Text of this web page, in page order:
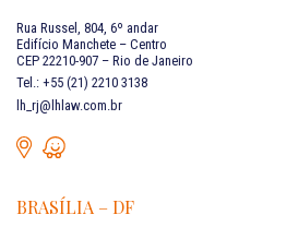
Rua Russel, 804, 6º andar
Edifício Manchete – Centro
CEP 22210-907 – Rio de Janeiro
Tel.: +55 (21) 2210 3138
lh_rj@lhlaw.com.br
BRASÍLIA – DF